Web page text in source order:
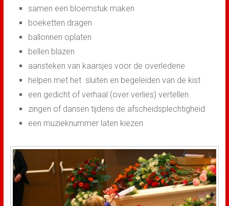
samen een bloemstuk maken
boeketten dragen
ballonnen oplaten
bellen blazen
aansteken van kaarsjes voor de overledene
helpen met het sluiten en begeleiden van de kist
een gedicht of verhaal (over verlies) vertellen
zingen of dansen tijdens de afscheidsplechtigheid
een muzieknummer laten kiezen